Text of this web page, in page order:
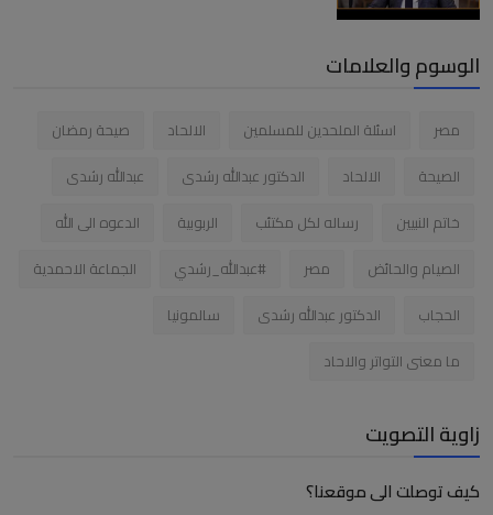
الوسوم والعلامات
مصر اسئلة الملحدين للمسلمين الالحاد
صيحة رمضان
الصيحة
الالحاد الدكتور عبدالله رشدى
عبدالله رشدى
خاتم النبيين
رساله لكل مكتئب الربوبية
الدعوه الى الله
الصيام والحائض
مصر #عبدالله_رشدي
الجماعة الاحمدية
الحجاب
الدكتور عبدالله رشدى
سالمونيا
ما معنى التواتر والاحاد
زاوية التصويت
كيف توصلت الى موقعنا؟